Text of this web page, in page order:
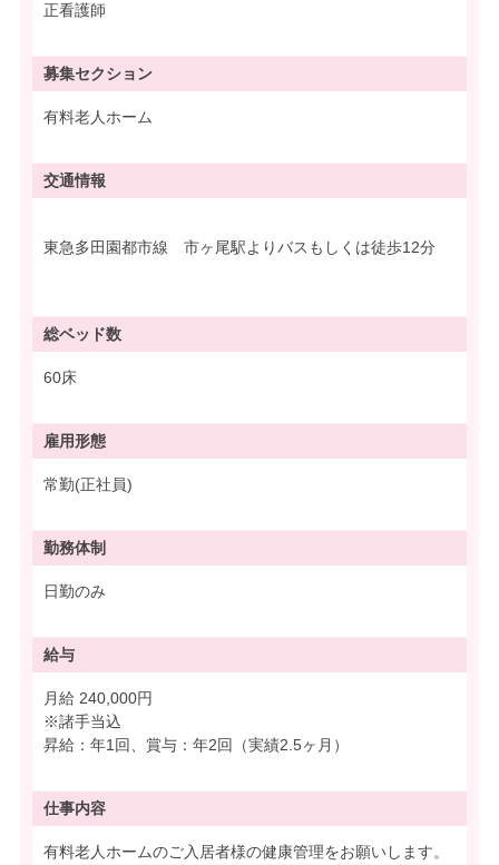
正看護師
募集セクション
有料老人ホーム
交通情報
東急多田園都市線 市ヶ尾駅よりバスもしくは徒歩12分
総ベッド数
60床
雇用形態
常勤(正社員)
勤務体制
日勤のみ
給与
月給 240,000円
※諸手当込
昇給：年1回、賞与：年2回（実績2.5ヶ月）
仕事内容
有料老人ホームのご入居者様の健康管理をお願いします。